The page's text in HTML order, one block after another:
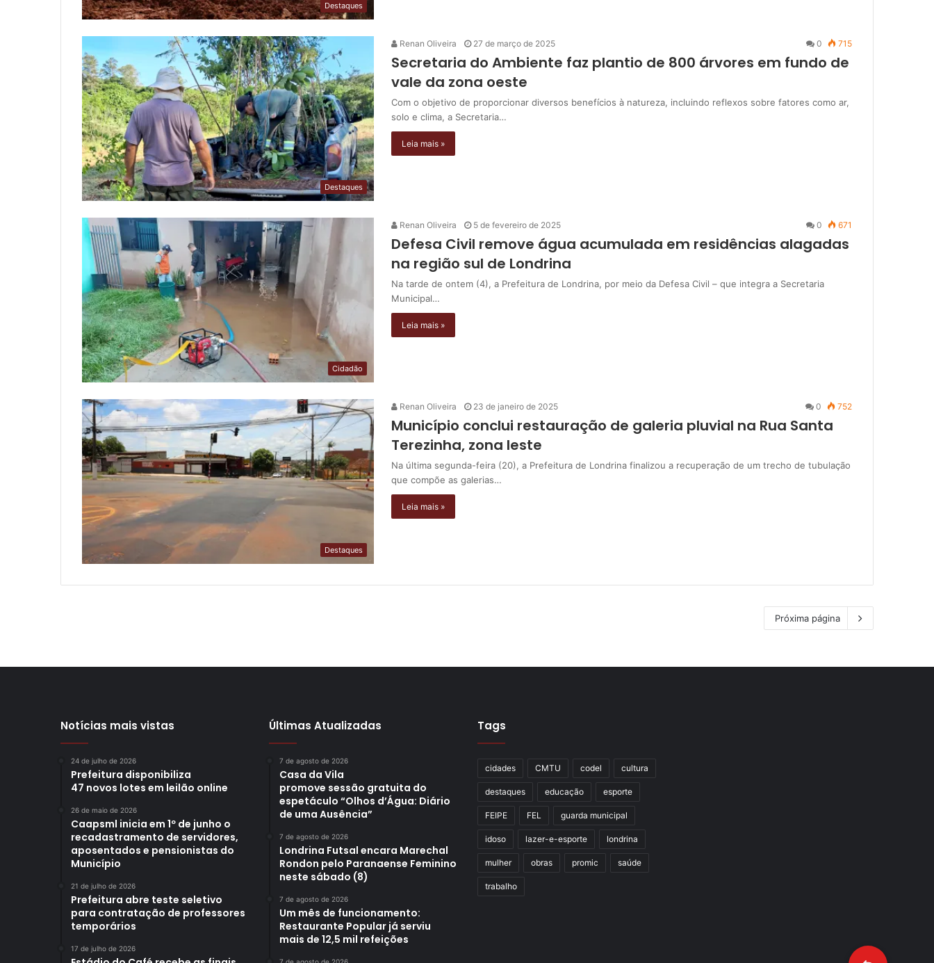
Destaques
Destaques
Renan Oliveira 27 de março de 2025 0 715
Secretaria do Ambiente faz plantio de 800 árvores em fundo de
vale da zona oeste
Com o objetivo de proporcionar diversos benefícios à natureza, incluindo reflexos sobre fatores como ar,
solo e clima, a Secretaria…
Leia mais »
Cidadão
Renan Oliveira 5 de fevereiro de 2025 0 671
Defesa Civil remove água acumulada em residências alagadas
na região sul de Londrina
Na tarde de ontem (4), a Prefeitura de Londrina, por meio da Defesa Civil – que integra a Secretaria
Municipal…
Leia mais »
Destaques
Renan Oliveira 23 de janeiro de 2025 0 752
Município conclui restauração de galeria pluvial na Rua Santa
Terezinha, zona leste
Na última segunda-feira (20), a Prefeitura de Londrina finalizou a recuperação de um trecho de tubulação
que compõe as galerias…
Leia mais »
Próxima página
Notícias mais vistas
24 de julho de 2026
Prefeitura disponibiliza
47 novos lotes em leilão online
26 de maio de 2026
Caapsml inicia em 1º de junho o
recadastramento de servidores,
aposentados e pensionistas do
Município
21 de julho de 2026
Prefeitura abre teste seletivo
para contratação de professores
temporários
17 de julho de 2026
Últimas Atualizadas
7 de agosto de 2026
Casa da Vila
promove sessão gratuita do
espetáculo “Olhos d’Água: Diário
de uma Ausência”
7 de agosto de 2026
Londrina Futsal encara Marechal
Rondon pelo Paranaense Feminino
neste sábado (8)
7 de agosto de 2026
Um mês de funcionamento:
Restaurante Popular já serviu
mais de 12,5 mil refeições
Tags
cidades CMTU codel cultura
destaques educação esporte
FEIPE FEL guarda municipal
idoso lazer-e-esporte londrina
mulher obras promic saúde
trabalho